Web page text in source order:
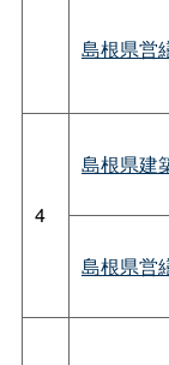
島根県営
4
島根県建
島根県営